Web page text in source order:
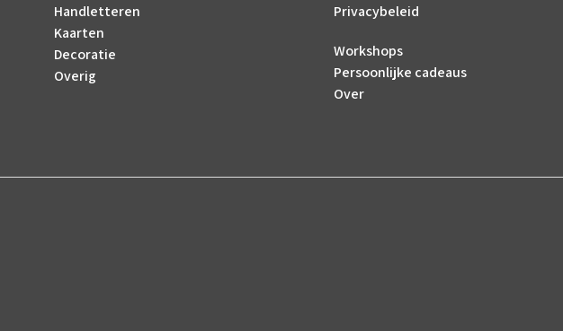
Handletteren
Kaarten
Decoratie
Overig
Privacybeleid
Workshops
Persoonlijke cadeaus
Over